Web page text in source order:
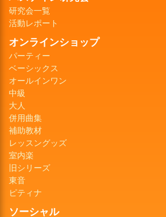
研究会一覧
活動レポート
オンラインショップ
パーティー
ベーシックス
オールインワン
中級
大人
併用曲集
補助教材
レッスングッズ
室内楽
旧シリーズ
東音
ピティナ
ソーシャル